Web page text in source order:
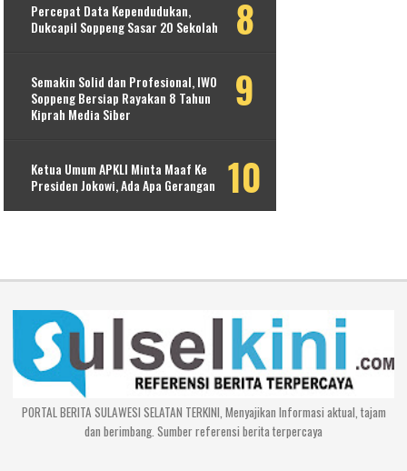
Percepat Data Kependudukan,
Dukcapil Soppeng Sasar 20 Sekolah
Semakin Solid dan Profesional, IWO
Soppeng Bersiap Rayakan 8 Tahun
Kiprah Media Siber
Ketua Umum APKLI Minta Maaf Ke
Presiden Jokowi, Ada Apa Gerangan
PORTAL BERITA SULAWESI SELATAN TERKINI, Menyajikan Informasi aktual, tajam
dan berimbang. Sumber referensi berita terpercaya